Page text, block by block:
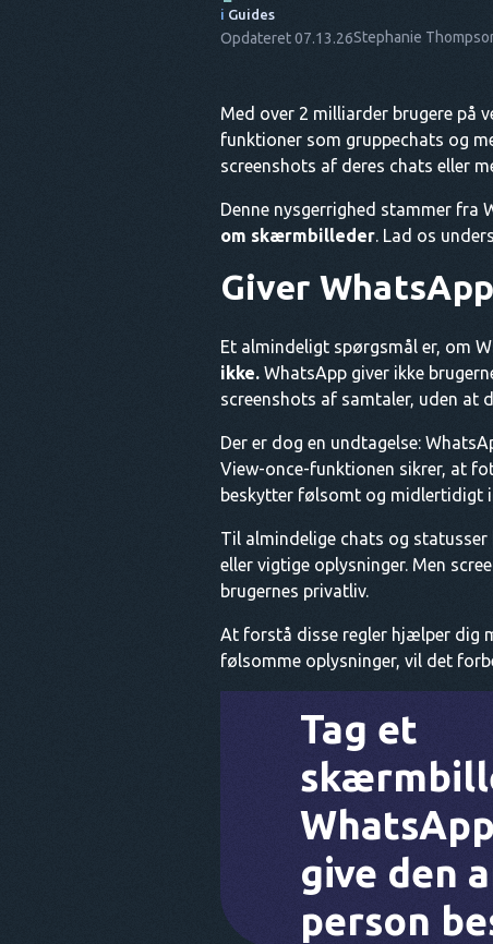
i Guides
Opdateret 07.13.26Stephanie
Med over 2 milliarder brugere på
funktioner som gruppechats og
screenshots af deres chats eller
Denne nysgerrighed stammer fra
om skærmbilleder. Lad os
Giver
Et almindeligt spørgsmål er, om
ikke. WhatsApp giver ikke
screenshots af samtaler, uden at
Der er dog en undtagelse:
View-once-funktionen sikrer, at
beskytter følsomt og midlertidigt
Til almindelige chats og
eller vigtige oplysninger. Men
brugernes privatliv.
At forstå disse regler hjælper dig
følsomme oplysninger, vil det
Tag et
give den
person